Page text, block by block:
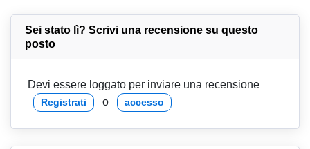
Sei stato lì? Scrivi una recensione su questo
posto
Devi essere loggato per inviare una recensione
Registrati o accesso